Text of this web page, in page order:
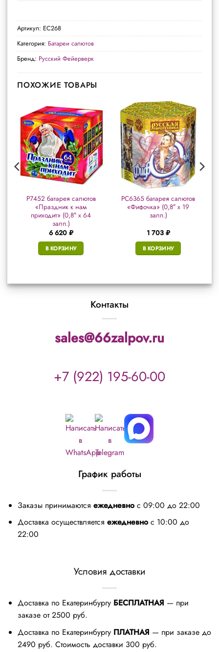
Артикул: ЕС268
Категория: Батареи салютов
Бренд: Русский Фейерверк
ПОХОЖИЕ ТОВАРЫ
Р7452 батарея салютов
«Праздник к нам
приходит» (0,8″ х 64
залп.)
6 620 ₽
В КОРЗИНУ
РС6365 батарея салютов
«Фифочка» (0,8″ х 19
залп.)
1 703 ₽
В КОРЗИНУ
Контакты
sales@66zalpov.ru
+7 (922) 195-60-00
График работы
Заказы принимаются ежедневнос 09:00 до 22:00
Доставка осуществляется ежедневнос 10:00 до
22:00
Условия доставки
Доставка по Екатеринбургу БЕСПЛАТНАЯ — при
заказе от 2500 руб.
Доставка по Екатеринбургу ПЛАТНАЯ — при заказе до
2490 руб. Стоимость доставки 300 руб.